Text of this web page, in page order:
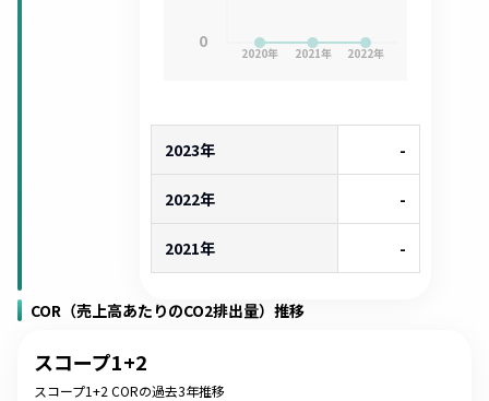
2020年 2021年 2022年
0
2023年 -
2022年 -
2021年 -
COR（売上高あたりのCO2排出量）推移
スコープ1+2
スコープ1+2 CORの過去3年推移